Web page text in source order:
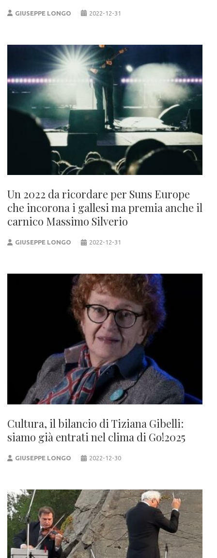
GIUSEPPE LONGO 2022-12-31
Un 2022 da ricordare per Suns Europe
che incorona i gallesi ma premia anche il
carnico Massimo Silverio
GIUSEPPE LONGO 2022-12-31
Cultura, il bilancio di Tiziana Gibelli:
siamo già entrati nel clima di Go!2025
GIUSEPPE LONGO 2022-12-30